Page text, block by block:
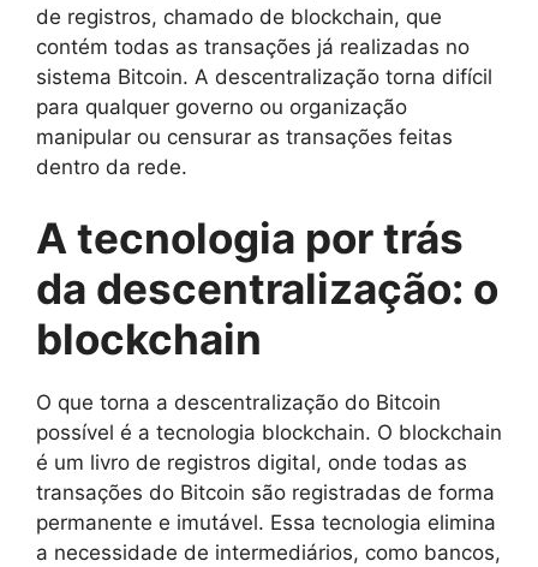
de registros, chamado de blockchain, que
contém todas as transações já realizadas no
sistema Bitcoin. A descentralização torna difícil
para qualquer governo ou organização
manipular ou censurar as transações feitas
dentro da rede.
A tecnologia por trás
da descentralização: o
blockchain
O que torna a descentralização do Bitcoin
possível é a tecnologia blockchain. O blockchain
é um livro de registros digital, onde todas as
transações do Bitcoin são registradas de forma
permanente e imutável. Essa tecnologia elimina
a necessidade de intermediários, como bancos,